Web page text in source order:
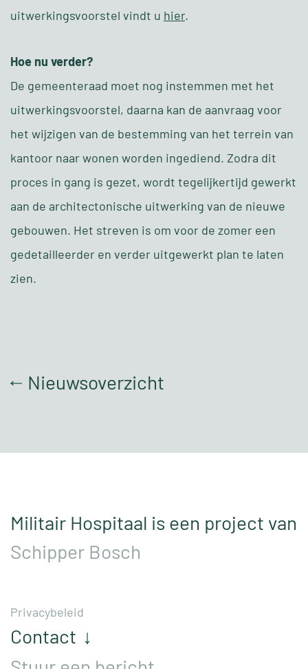
uitwerkingsvoorstel vindt u hier.
Hoe nu verder?
De gemeenteraad moet nog instemmen met het
uitwerkingsvoorstel, daarna kan de aanvraag voor
het wijzigen van de bestemming van het terrein van
kantoor naar wonen worden ingediend. Zodra dit
proces in gang is gezet, wordt tegelijkertijd gewerkt
aan de architectonische uitwerking van de nieuwe
gebouwen. Het streven is om voor de zomer een
gedetailleerder en verder uitgewerkt plan te laten
zien.
↑ Nieuwsoverzicht
Militair Hospitaal is een project van
Schipper Bosch
Privacybeleid
Contact ↓